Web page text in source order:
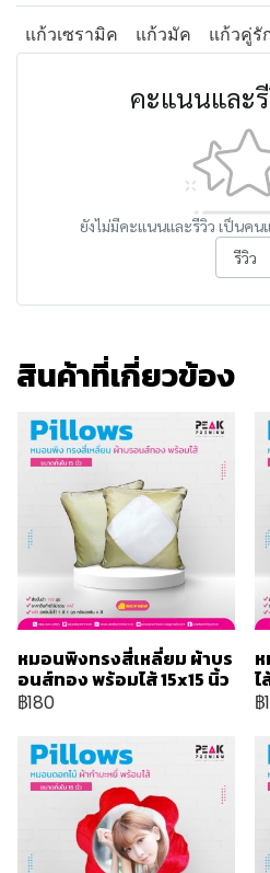
แก้วเซรามิค แก้วมัค แก้วคู่รั
คะแนนและ
ยังไม่มีคะแนนและรีวิว เป็นค
รีวิว
สินค้าที่เกี่ยวข้อง
หมอนพิงทรงสี่เหลี่ยม ผ้าบร
อนส์ทอง พร้อมไส้ 15x15 นิ้ว
฿180
ไ
฿